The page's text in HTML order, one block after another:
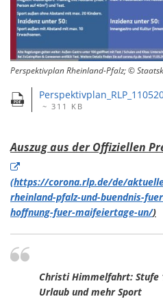
Perspektivplan Rheinland-Pfalz; ©
~ 311 KB
Auszug aus der Offiziellen
(https://corona.rlp.de/de/
rheinland-pfalz-und-buendnis-
hoffnung-fuer-maifeiertage-un/)
Christi Himmelfahrt:
Urlaub und mehr Sport